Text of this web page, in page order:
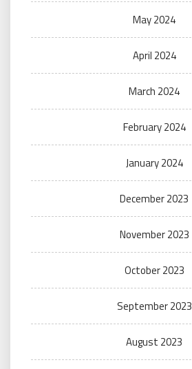
May 2024
April 2024
March 2024
February 2024
January 2024
December 2023
November 2023
October 2023
September 2023
August 2023